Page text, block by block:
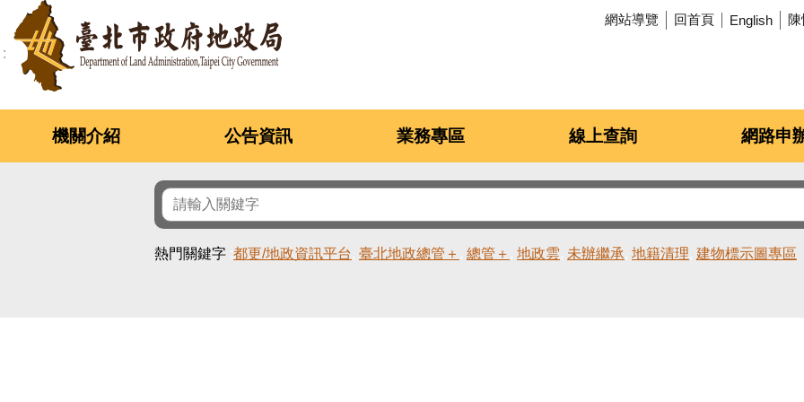
跳到主要內容區塊 網站導覽 回首頁 English
機關介紹 公告資訊 業務專區 線上查詢 網路申
熱門關鍵字 都更/地政資訊平台 臺北地政總管＋ 總管＋ 地政雲 未辦繼承 地籍清理 建物標示圖專區